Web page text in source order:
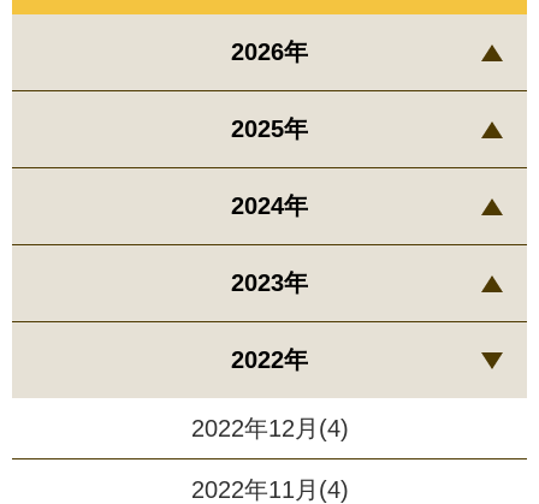
2026年
2025年
2024年
2023年
2022年
2022年12月(4)
2022年11月(4)